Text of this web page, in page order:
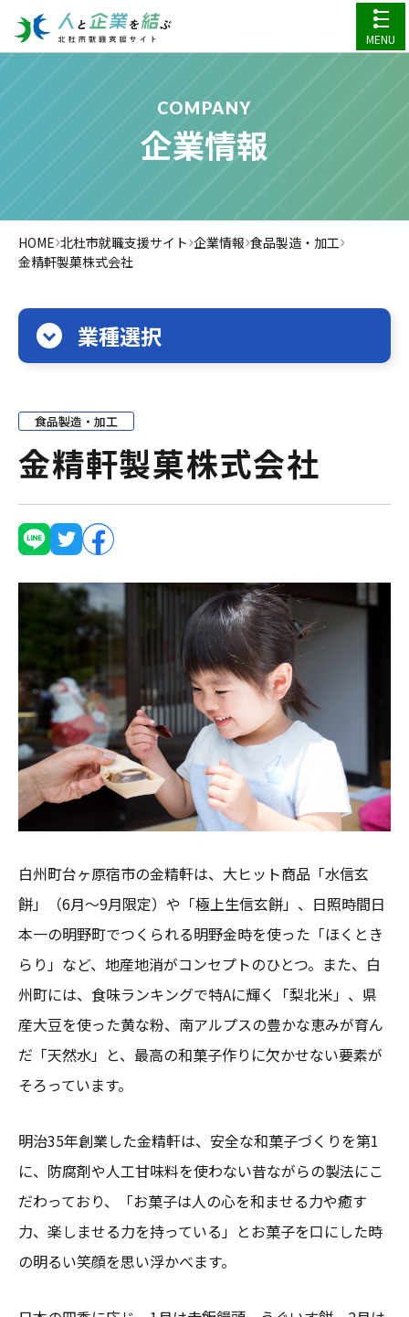
MENU
COMPANY
企業情報
HOME›北杜市就職支援サイト›企業情報›食品製造・加工›
金精軒製菓株式会社
業種選択
食品製造・加工
金精軒製菓株式会社
白州町台ヶ原宿市の金精軒は、大ヒット商品「水信玄
餅」（6月〜9月限定）や「極上生信玄餅」、日照時間日
本一の明野町でつくられる明野金時を使った「ほくとき
らり」など、地産地消がコンセプトのひとつ。また、白
州町には、食味ランキングで特Aに輝く「梨北米」、県
産大豆を使った黄な粉、南アルプスの豊かな恵みが育ん
だ「天然水」と、最高の和菓子作りに欠かせない要素が
そろっています。
明治35年創業した金精軒は、安全な和菓子づくりを第1
に、防腐剤や人工甘味料を使わない昔ながらの製法にこ
だわっており、「お菓子は人の心を和ませる力や癒す
力、楽しませる力を持っている」とお菓子を口にした時
の明るい笑顔を思い浮かべます。